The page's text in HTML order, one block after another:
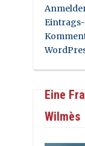
Eintrags-
Eine
Wilmès